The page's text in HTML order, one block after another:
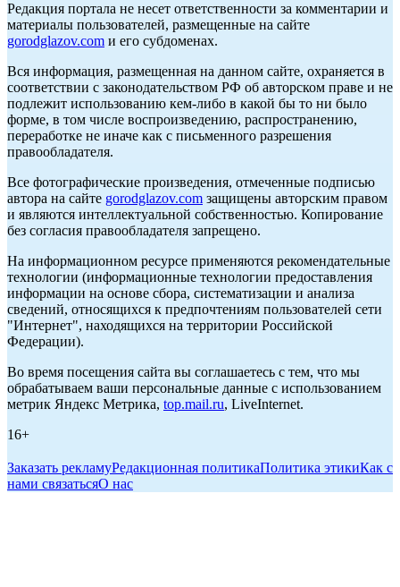
Редакция портала не несет ответственности за комментарии и
материалы пользователей, размещенные на сайте
gorodglazov.com и его субдоменах.
Вся информация, размещенная на данном сайте, охраняется в
соответствии с законодательством РФ об авторском праве и не
подлежит использованию кем-либо в какой бы то ни было
форме, в том числе воспроизведению, распространению,
переработке не иначе как с письменного разрешения
правообладателя.
Все фотографические произведения, отмеченные подписью
автора на сайте gorodglazov.com защищены авторским правом
и являются интеллектуальной собственностью. Копирование
без согласия правообладателя запрещено.
На информационном ресурсе применяются рекомендательные
технологии (информационные технологии предоставления
информации на основе сбора, систематизации и анализа
сведений, относящихся к предпочтениям пользователей сети
"Интернет", находящихся на территории Российской
Федерации).
Во время посещения сайта вы соглашаетесь с тем, что мы
обрабатываем ваши персональные данные с использованием
метрик Яндекс Метрика, top.mail.ru, LiveInternet.
16+
Заказать рекламуРедакционная политикаПолитика этикиКак с
нами связатьсяО нас